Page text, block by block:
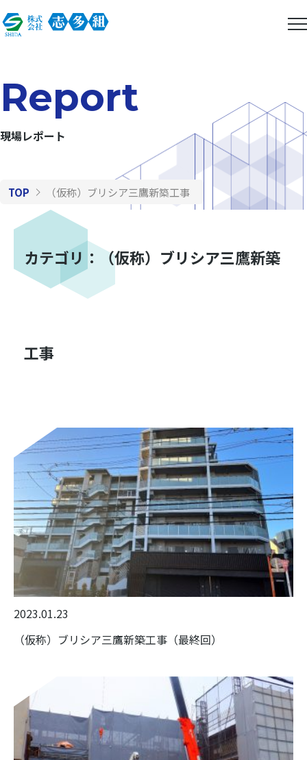
Report
現場レポート
TOP （仮称）ブリシア三鷹新築工事
カテゴリ：（仮称）ブリシア三鷹新築
工事
2023.01.23
（仮称）ブリシア三鷹新築工事（最終回）